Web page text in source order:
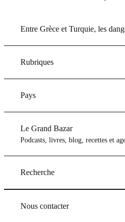
Entre Grèce et Turquie, les
Rubriques
Pays
Le Grand Bazar
Podcasts, livres, blog, recettes et
Recherche
Nous contacter